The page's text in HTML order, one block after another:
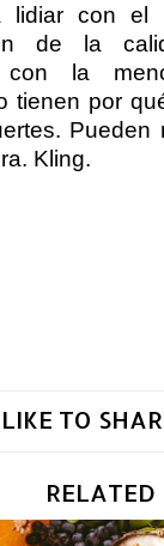
lidiar con el
de la
con la
tienen por
Pueden
Kling.
LIKE TO
RELATED